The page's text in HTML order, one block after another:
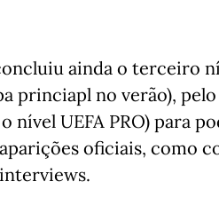
ainda o terceiro
princiapl no verão),
nível UEFA PRO) para
oficiais, como